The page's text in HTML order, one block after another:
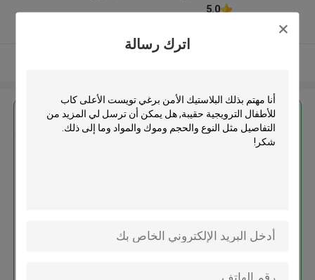
اترك رسالة
5.0
احصل على افضل سعر ل